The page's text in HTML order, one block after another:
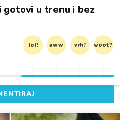
u trenu i bez
lol! aww vrh! woot?!